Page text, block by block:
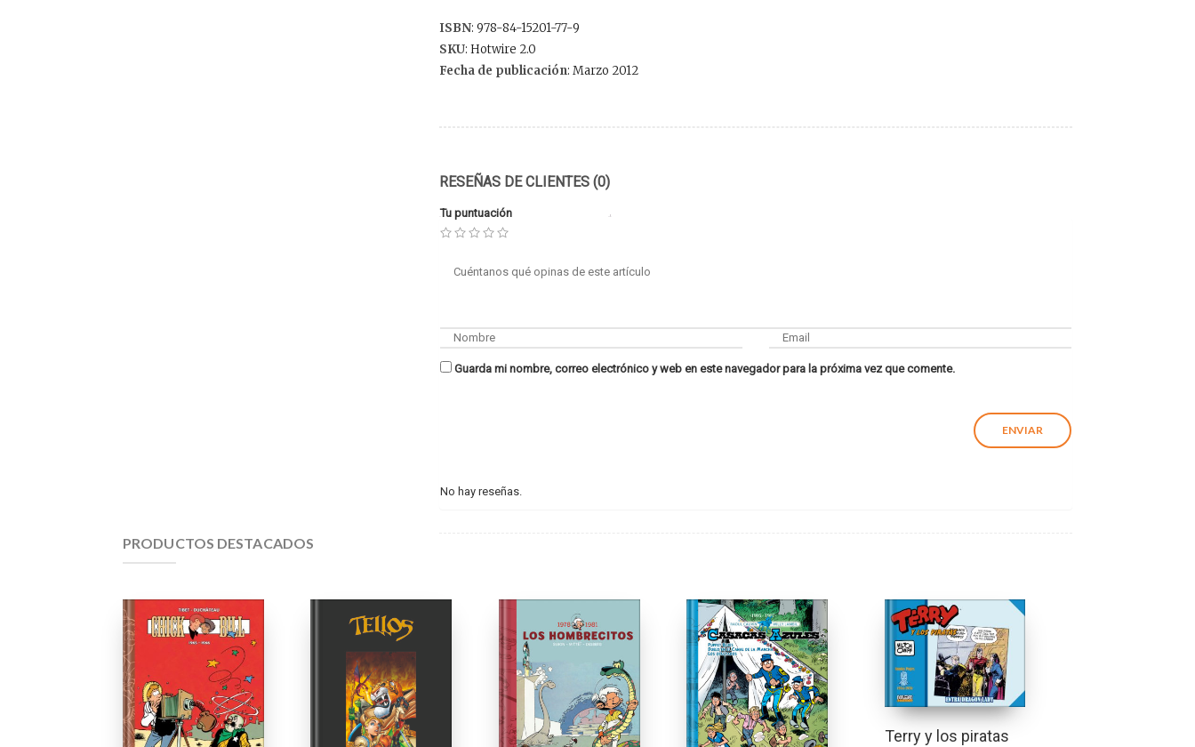
ISBN: 978-84-15201-77-9
SKU: Hotwire 2.0
Fecha de publicación: Marzo 2012
RESEÑAS DE CLIENTES (0)
Tu puntuación
Guarda mi nombre, correo electrónico y web en este navegador para la próxima vez que comente.
No hay reseñas.
PRODUCTOS DESTACADOS
Terry y los piratas